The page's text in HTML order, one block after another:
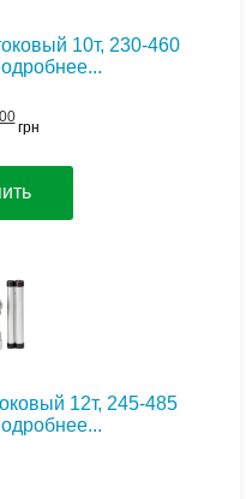
10т, 230-460
00
грн
12т, 245-485